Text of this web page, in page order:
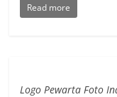
Read more
Logo Pewarta Foto